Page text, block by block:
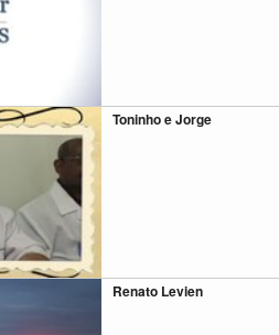
Toninho e Jorge
Renato Levien